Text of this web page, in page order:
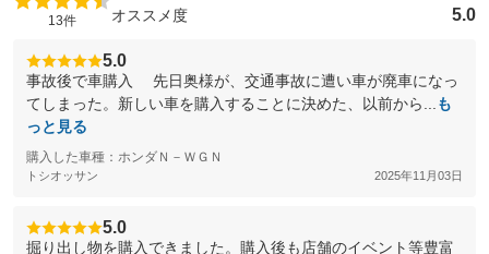
13件 オススメ度 5.0
5.0
事故後で車購入 先日奥様が、交通事故に遭い車が廃車になっ
てしまった。新しい車を購入することに決めた、以前から...
も
っと見る
購入した車種：ホンダＮ－ＷＧＮ
トシオッサン 2025年11月03日
5.0
掘り出し物を購入できました。購入後も店舗のイベント等豊富